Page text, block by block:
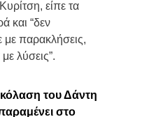
είπε τα
και “δεν
με παρακλήσεις,
λύσεις”.
του Δάντη
στο